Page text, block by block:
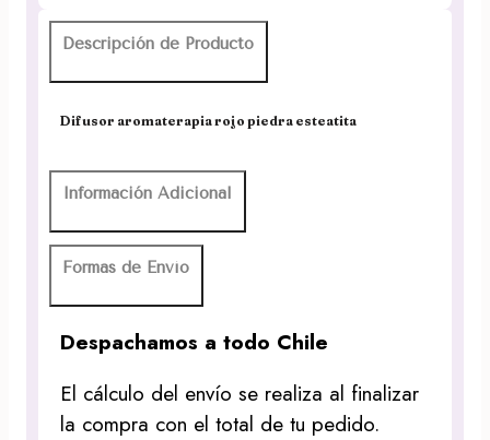
Descripción de Producto
Difusor aromaterapia rojo piedra esteatita
Información Adicional
Formas de Envío
Despachamos a todo Chile
El cálculo del envío se realiza al finalizar
la compra con el total de tu pedido.